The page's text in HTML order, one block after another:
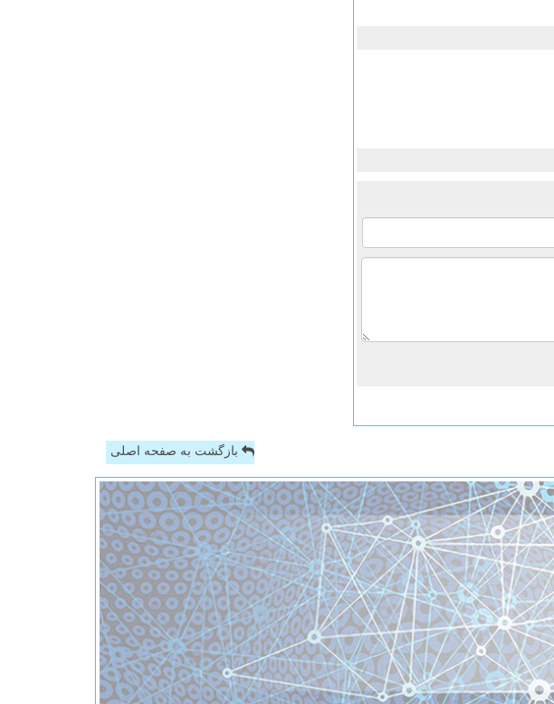
بازگشت به صفحه اصلی